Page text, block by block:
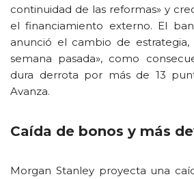
continuidad de las reformas» y
el financiamiento externo. El
anunció el cambio de estrategia,
semana pasada», como
dura derrota por más de 13
Avanza.
Caída de bonos y más
Morgan Stanley proyecta una